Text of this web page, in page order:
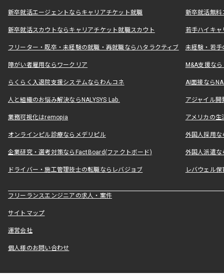
新卒就活エージェントならキャリアチケット就職 新卒就活無料
新卒就活スカウトならキャリアチケット就職スカウト 若手ハイキ
フリーター・既卒・未経験の就職・再就職ならハタラクティブ 未経験・若手
障がい者雇用ならワークリア M&A支援な
らくらく入退院支援システムならわんコネ AI面接なら
人と組織のお悩み解決ならNALYSYS Lab. アジャイル
業務可視化はremopia アメリカの
オンラインピル診療ならメデリピル 外国人採用
企業研究・選考対策ならFactBoard(ファクトボード) 外国人派遣な
ドライバー・施工管理技士の転職ならレバジョブ レバウェル
フリーランスエンジニアの求人・案件
サイトマップ
運営会社
個人様のお問い合わせ